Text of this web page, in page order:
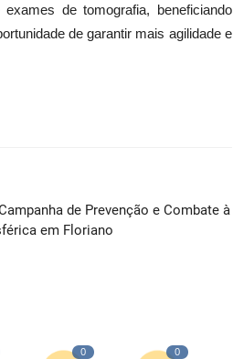
de tomografia, beneficiando
de garantir mais agilidade e
de Prevenção e Combate à
em Floriano
0 0